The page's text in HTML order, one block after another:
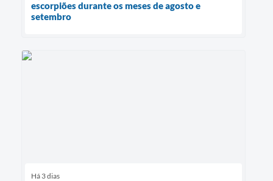
escorpiões durante os meses de agosto e
setembro
Há 3 dias